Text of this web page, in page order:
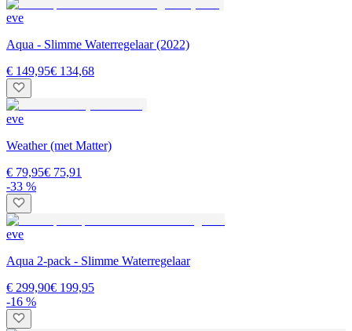
eve
Aqua - Slimme Waterregelaar (2022)
€ 149,95€ 134,68
eve
Weather (met Matter)
€ 79,95€ 75,91
-33 %
eve
Aqua 2-pack - Slimme Waterregelaar
€ 299,90€ 199,95
-16 %